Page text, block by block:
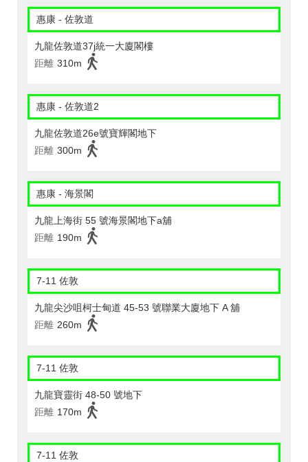
惠康 - 佐敦道
九龍佐敦道37j統一大廈閣樓
距離 310m
惠康 - 佐敦道2
九龍佐敦道26e號寶輝閣地下
距離 300m
惠康 - 海景閣
九龍上海街 55 號海景閣地下a舖
距離 190m
7-11 佐敦
九龍尖沙咀柯士甸道 45-53 號聯業大廈地下 A 舖
距離 260m
7-11 佐敦
九龍寶靈街 48-50 號地下
距離 170m
7-11 佐敦